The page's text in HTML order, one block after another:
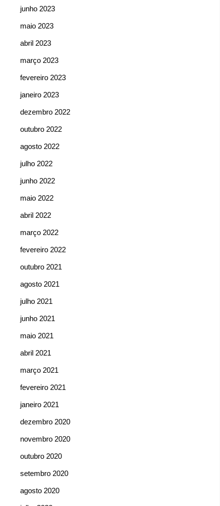
junho 2023
maio 2023
abril 2023
março 2023
fevereiro 2023
janeiro 2023
dezembro 2022
outubro 2022
agosto 2022
julho 2022
junho 2022
maio 2022
abril 2022
março 2022
fevereiro 2022
outubro 2021
agosto 2021
julho 2021
junho 2021
maio 2021
abril 2021
março 2021
fevereiro 2021
janeiro 2021
dezembro 2020
novembro 2020
outubro 2020
setembro 2020
agosto 2020